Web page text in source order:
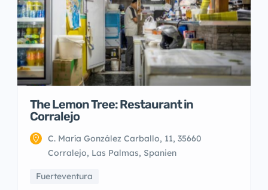
The Lemon Tree: Restaurant in
Corralejo
C. María González Carballo, 11, 35660
Corralejo, Las Palmas, Spanien
Fuerteventura